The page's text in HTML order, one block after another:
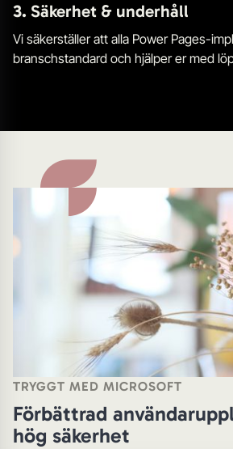
3. Säkerhet & underhåll
Vi säkerställer att alla Power Pages-
branschstandard och hjälper er med
TRYGGT MED MICROSOFT
Förbättrad
hög säkerhet